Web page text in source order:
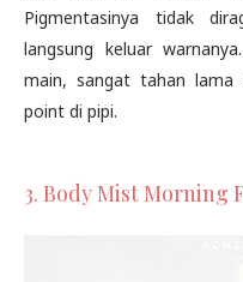
Pigmentasinya tidak
langsung keluar
main, sangat tahan lama
point di pipi.
3. Body Mist Morning